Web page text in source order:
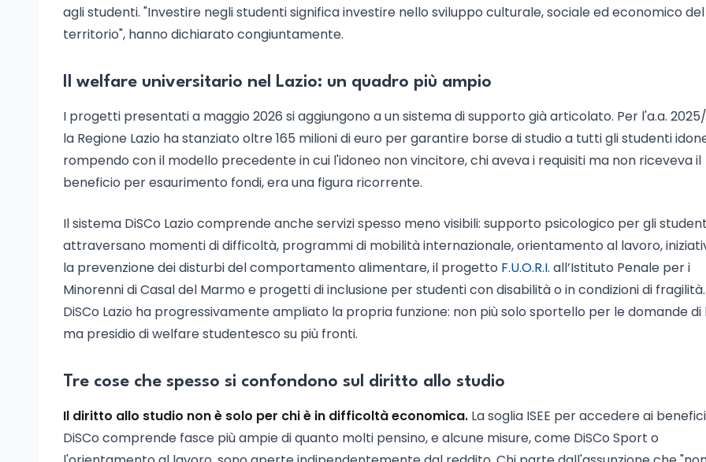
agli studenti. "Investire negli studenti significa investire nello sviluppo culturale, sociale ed economico del
territorio", hanno dichiarato congiuntamente.
Il welfare universitario nel Lazio: un quadro più ampio
I progetti presentati a maggio 2026 si aggiungono a un sistema di supporto già articolato. Per l'a.a.
la Regione Lazio ha stanziato oltre 165 milioni di euro per garantire borse di studio a tutti gli studenti
rompendo con il modello precedente in cui l'idoneo non vincitore, chi aveva i requisiti ma non riceveva il
beneficio per esaurimento fondi, era una figura ricorrente.
Il sistema DiSCo Lazio comprende anche servizi spesso meno visibili: supporto psicologico per gli
attraversano momenti di difficoltà, programmi di mobilità internazionale, orientamento al lavoro,
la prevenzione dei disturbi del comportamento alimentare, il progetto F.U.O.R.I. all’Istituto Penale per i
Minorenni di Casal del Marmo e progetti di inclusione per studenti con disabilità o in condizioni di fragilità.
DiSCo Lazio ha progressivamente ampliato la propria funzione: non più solo sportello per le domande di
ma presidio di welfare studentesco su più fronti.
Tre cose che spesso si confondono sul diritto allo studio
Il diritto allo studio non è solo per chi è in difficoltà economica. La soglia ISEE per accedere ai benefici
DiSCo comprende fasce più ampie di quanto molti pensino, e alcune misure, come DiSCo Sport o